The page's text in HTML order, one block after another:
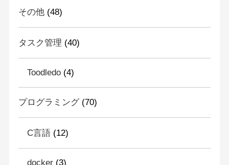
その他(48)
タスク管理 (40)
Toodledo(4)
プログラミング(70)
C言語(12)
docker(3)